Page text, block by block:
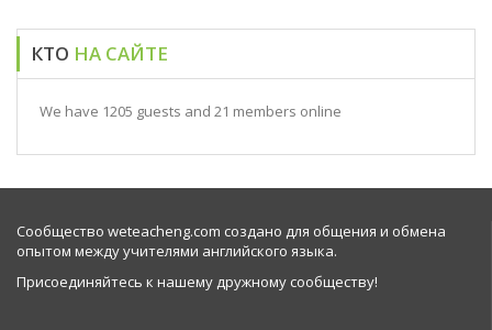
КТО НА САЙТЕ
We have 1205 guests and 21 members online
Сообщество weteacheng.com создано для общения и обмена
опытом между учителями английского языка.
Присоединяйтесь к нашему дружному сообществу!